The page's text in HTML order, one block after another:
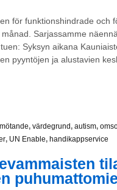
för funktionshindrade och
Sarjassamme
Syksyn aikana
pyyntöjen ja alustavien
, värdegrund, autism,
, UN Enable, handikappservice